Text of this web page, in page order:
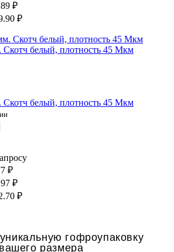
₽
₽
белый, плотность 45 Мкм
белый, плотность 45 Мкм
₽
₽
₽
гофроупаковку
вашего размера